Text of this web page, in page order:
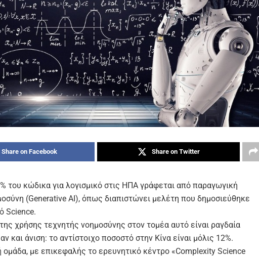
Share on Facebook Share on Twitter
του κώδικα για λογισμικό στις ΗΠΑ γράφεται από παραγωγική
(Generative AI), όπως διαπιστώνει μελέτη που δημοσιεύθηκε
Science.
χρήσης τεχνητής νοημοσύνης στον τομέα αυτό είναι ραγδαία
και άνιση: το αντίστοιχο ποσοστό στην Κίνα είναι μόλις 12%.
ομάδα, με επικεφαλής το ερευνητικό κέντρο «Complexity Science